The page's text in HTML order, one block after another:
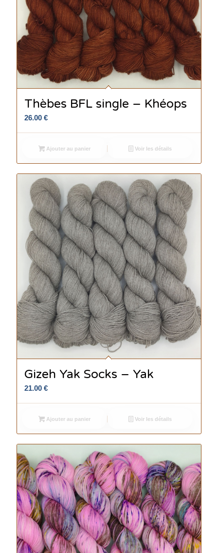
Thèbes BFL single – Khéops
26.00 €
Ajouter au panier Voir les détails
Gizeh Yak Socks – Yak
21.00 €
Ajouter au panier Voir les détails